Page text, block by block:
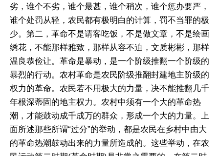
劣，谁个不劣，谁个最甚，谁个稍次，谁个惩办要严，
谁个处罚从轻，农民都有极明白的计算，罚不当罪的极
少。第二，革命不是请客吃饭，不是做文章，不是绘画
绣花，不能那样雅致，那样从容不迫，文质彬彬，那样
温良恭俭让。革命是暴动，是一个阶级推翻一个阶级的
暴烈的行动。农村革命是农民阶级推翻封建地主阶级的
权力的革命。农民若不用极大的力量，决不能推翻几千
年根深蒂固的地主权力。农村中须有一个大的革命热
潮，才能鼓动成千成万的群众，形成一个大的力量。上
面所述那些所谓“过分”的举动，都是农民在乡村中由大
的革命热潮鼓动出来的力量所造成的。这些举动，在农